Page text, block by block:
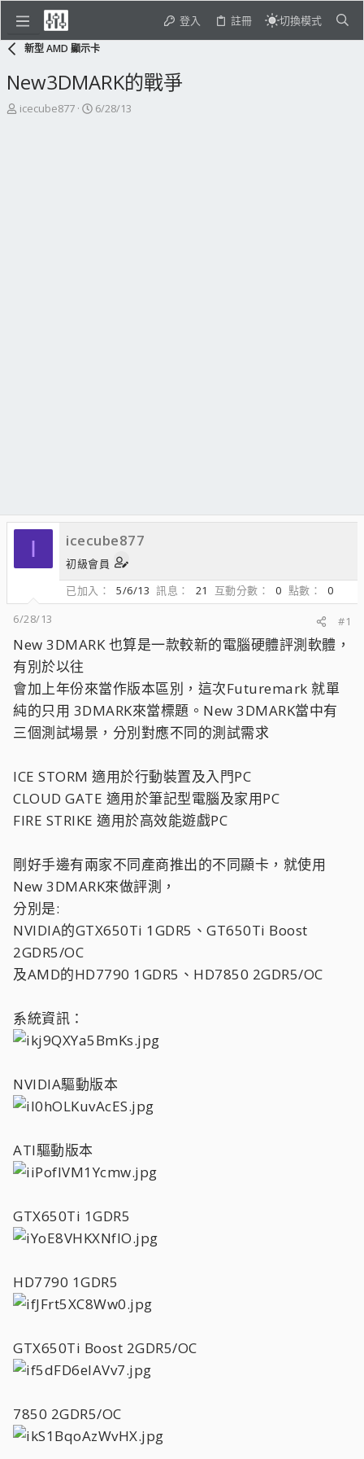
登入 註冊 切換模式
新型 AMD 顯示卡
New3DMARK的戰爭
主
icecube877
開
6/28/13
I icecube877
初級會員
已加入
5/6/13 訊息 21 互動分數 0 點數
0
6/28/13
#1
New 3DMARK 也算是一款較新的電腦硬體評測軟體，
有別於以往
會加上年份來當作版本區別，這次Futuremark 就單
純的只用 3DMARK來當標題。New 3DMARK當中有
三個測試場景，分別對應不同的測試需求
ICE STORM 適用於行動裝置及入門PC
CLOUD GATE 適用於筆記型電腦及家用PC
FIRE STRIKE 適用於高效能遊戲PC
剛好手邊有兩家不同產商推出的不同顯卡，就使用
New 3DMARK來做評測，
分別是:
NVIDIA的GTX650Ti 1GDR5、GT650Ti Boost
2GDR5/OC
及AMD的HD7790 1GDR5、HD7850 2GDR5/OC
系統資訊：
NVIDIA驅動版本
ATI驅動版本
GTX650Ti 1GDR5
HD7790 1GDR5
GTX650Ti Boost 2GDR5/OC
7850 2GDR5/OC